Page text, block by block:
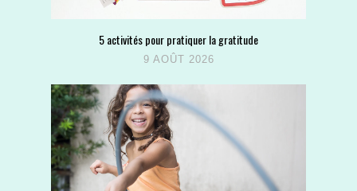
5 activités pour pratiquer la gratitude
9 AOÛT 2026